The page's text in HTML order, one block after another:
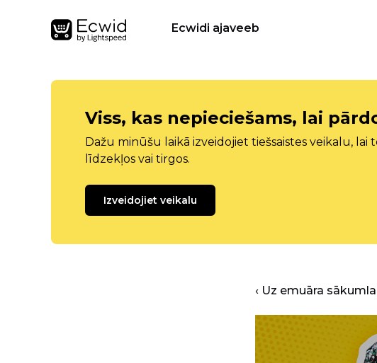
Ecwidi ajaveeb
Viss, kas nepieciešams, lai
Dažu minūšu laikā izveidojiet tiešsaistes veikalu, lai
līdzekļos vai tirgos.
Izveidojiet veikalu
‹ Uz emuāra